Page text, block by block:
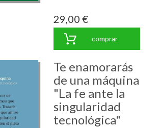
29,00 €
comprar
Te enamorarás
de una máquina
"La fe ante la
singularidad
tecnológica"